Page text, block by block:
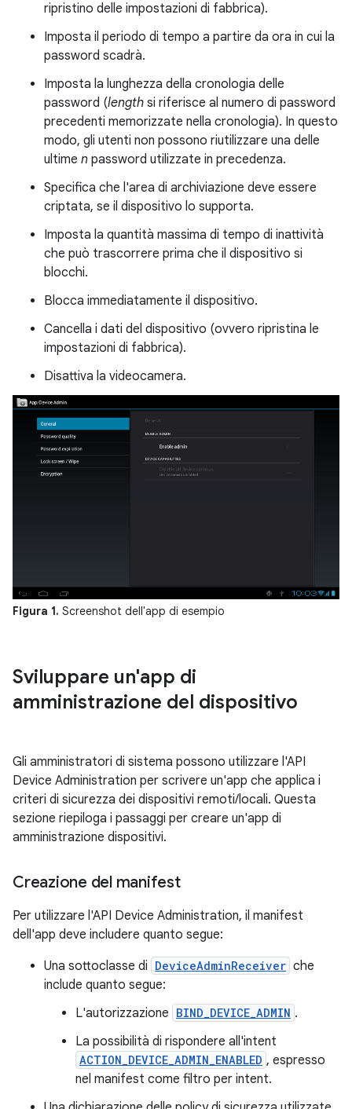
ripristino delle impostazioni di fabbrica).
Imposta il periodo di tempo a partire da ora in cui la
password scadrà.
Imposta la lunghezza della cronologia delle
password (length si riferisce al numero di password
precedenti memorizzate nella cronologia). In questo
modo, gli utenti non possono riutilizzare una delle
ultime n password utilizzate in precedenza.
Specifica che l'area di archiviazione deve essere
criptata, se il dispositivo lo supporta.
Imposta la quantità massima di tempo di inattività
che può trascorrere prima che il dispositivo si
blocchi.
Blocca immediatamente il dispositivo.
Cancella i dati del dispositivo (ovvero ripristina le
impostazioni di fabbrica).
Disattiva la videocamera.
Figura 1. Screenshot dell'app di esempio
Sviluppare un'app di
amministrazione del dispositivo
Gli amministratori di sistema possono utilizzare l'API
Device Administration per scrivere un'app che applica i
criteri di sicurezza dei dispositivi remoti/locali. Questa
sezione riepiloga i passaggi per creare un'app di
amministrazione dispositivi.
Creazione del manifest
Per utilizzare l'API Device Administration, il manifest
dell'app deve includere quanto segue:
Una sottoclasse di DeviceAdminReceiver che
include quanto segue:
L'autorizzazione BIND_DEVICE_ADMIN .
La possibilità di rispondere all'intent
ACTION_DEVICE_ADMIN_ENABLED , espresso
nel manifest come filtro per intent.